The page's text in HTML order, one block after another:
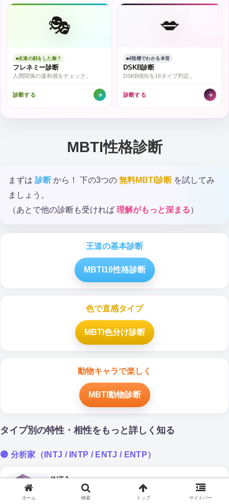
🎭
友達の顔をした敵？
フレネミー診断
人間関係の違和感をチェック。
診断する
💋
4指標でわかる本音
DSKB診断
DSKB傾向を16タイプ判定。
診断する
MBTI性格診断
まずは 診断 から！ 下の3つの 無料MBTI診断を試してみ
ましょう。
（あとで他の診断も受ければ 理解がもっと深まる）
王道の基本診断
MBTI16性格診断
色で直感タイプ
MBTI色分け診断
動物キャラで楽しく
MBTI動物診断
タイプ別の特性・相性をもっと詳しく知る
🟣 分析家（INTJ / INTP / ENTJ / ENTP）
INTJ
A/Tの違い 相性 適職
ホーム 検索 トップ サイドバー